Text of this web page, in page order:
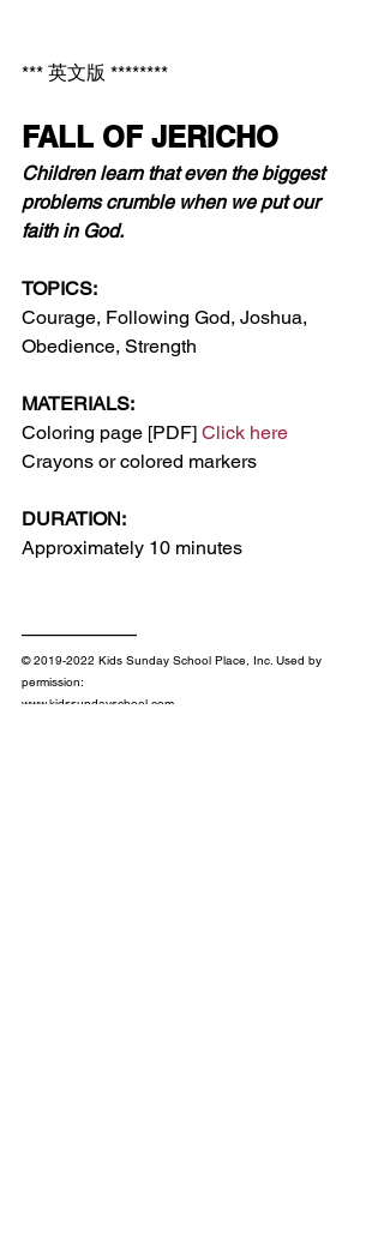
*** 英文版 ********
FALL OF JERICHO
Children learn that even the biggest
problems crumble when we put our
faith in God.
TOPICS:
Courage, Following God, Joshua,
Obedience, Strength
MATERIALS:
Coloring page [PDF] Click here
Crayons or colored markers
DURATION:
Approximately 10 minutes
——————
© 2019-2022 Kids Sunday School Place, Inc. Used by
permission:
www.kidssundayschool.com